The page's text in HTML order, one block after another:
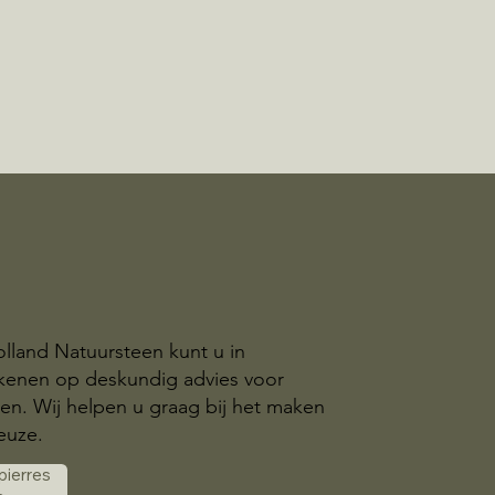
Natuursteen kunt u in
op deskundig advies voor
Wij helpen u graag bij het maken